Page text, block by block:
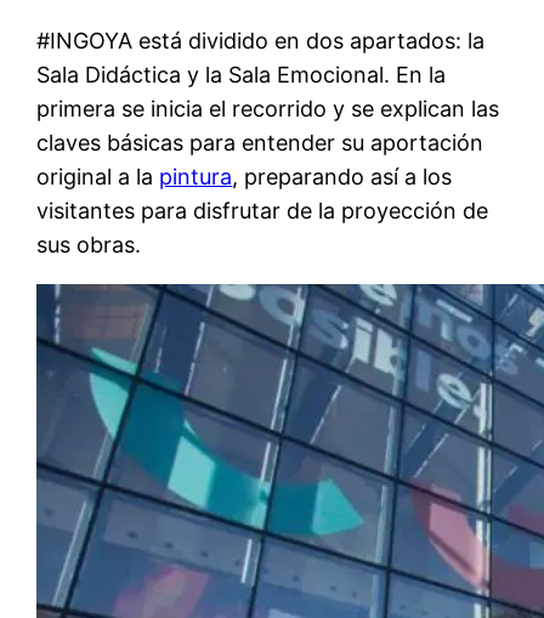
#INGOYA está dividido en dos apartados: la
Sala Didáctica y la Sala Emocional. En la
primera se inicia el recorrido y se explican las
claves básicas para entender su aportación
original a la pintura, preparando así a los
visitantes para disfrutar de la proyección de
sus obras.